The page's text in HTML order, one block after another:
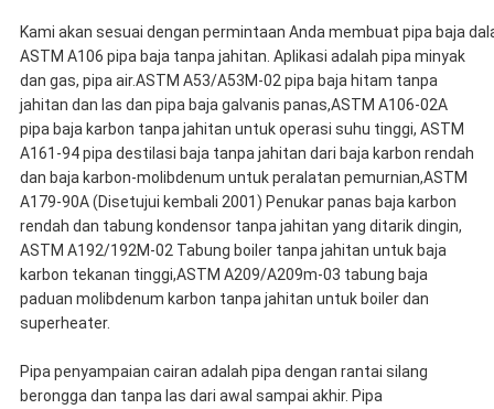
Kami akan sesuai dengan permintaan Anda membuat pipa baja
ASTM A106 pipa baja tanpa jahitan. Aplikasi adalah pipa minyak
dan gas, pipa air.ASTM A53/A53M-02 pipa baja hitam tanpa
jahitan dan las dan pipa baja galvanis panas,ASTM A106-02A
pipa baja karbon tanpa jahitan untuk operasi suhu tinggi, ASTM
A161-94 pipa destilasi baja tanpa jahitan dari baja karbon rendah
dan baja karbon-molibdenum untuk peralatan pemurnian,ASTM
A179-90A (Disetujui kembali 2001) Penukar panas baja karbon
rendah dan tabung kondensor tanpa jahitan yang ditarik dingin,
ASTM A192/192M-02 Tabung boiler tanpa jahitan untuk baja
karbon tekanan tinggi,ASTM A209/A209m-03 tabung baja
paduan molibdenum karbon tanpa jahitan untuk boiler dan
superheater.
Pipa penyampaian cairan adalah pipa dengan rantai silang
berongga dan tanpa las dari awal sampai akhir. Pipa